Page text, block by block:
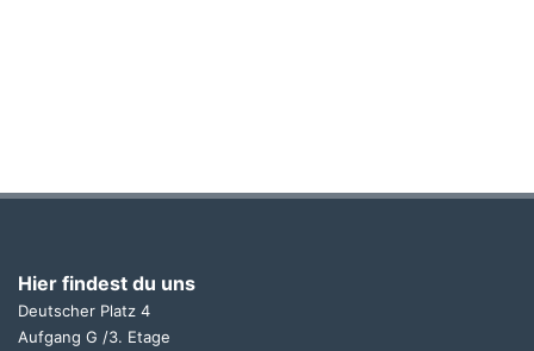
Hier findest du uns
Deutscher Platz 4
Aufgang G /3. Etage